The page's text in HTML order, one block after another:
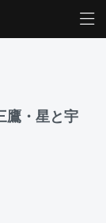
鷹・星と宇